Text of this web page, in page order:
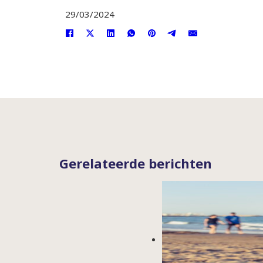
29/03/2024
Gerelateerde berichten